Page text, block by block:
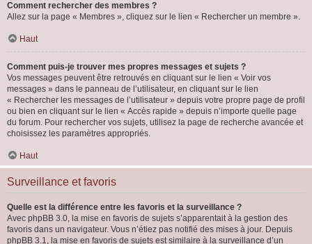
Comment rechercher des membres ?
Allez sur la page « Membres », cliquez sur le lien « Rechercher un membre ».
Haut
Comment puis-je trouver mes propres messages et sujets ?
Vos messages peuvent être retrouvés en cliquant sur le lien « Voir vos
messages » dans le panneau de l’utilisateur, en cliquant sur le lien
« Rechercher les messages de l’utilisateur » depuis votre propre page de profil
ou bien en cliquant sur le lien « Accès rapide » depuis n’importe quelle page
du forum. Pour rechercher vos sujets, utilisez la page de recherche avancée et
choisissez les paramètres appropriés.
Haut
Surveillance et favoris
Quelle est la différence entre les favoris et la surveillance ?
Avec phpBB 3.0, la mise en favoris de sujets s’apparentait à la gestion des
favoris dans un navigateur. Vous n’étiez pas notifié des mises à jour. Depuis
phpBB 3.1, la mise en favoris de sujets est similaire à la surveillance d’un